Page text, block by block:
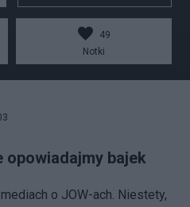
49
Notki
opowiadajmy bajek
o JOW-ach. Niestety,